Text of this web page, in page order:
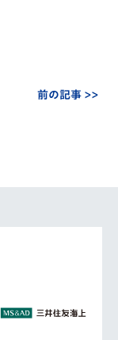
前の記事 >>